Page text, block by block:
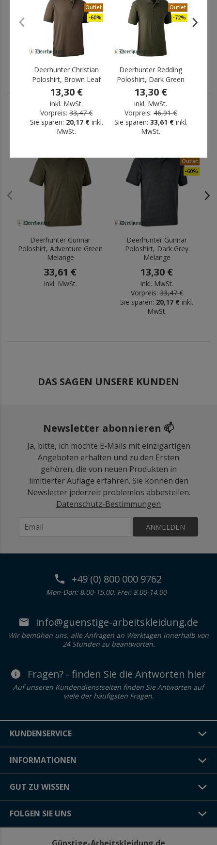
Melange
33,61 €
inkl. MwSt.
13,30 €
inkl. MwSt.
Vorpreis:
46,91 €
Sie sparen:
33,61 €
MwSt.
ANDERE HABEN AUCH GEKAUFT
Deerhunter Gunnar
Poloshirt, Adventure Green
Melange
33,61 €
inkl. MwSt.
Outlet
-60%
Deerhunter Gunnar
Poloshirt, Dark Grey
Melange
13,30 €
inkl. MwSt.
Vorpreis: 33,47 €
Sie sparen: 20,17 € inkl.
MwSt.
Outlet
-60%
Deerhunter Christian
Poloshirt, Brown Leaf
13,30 €
inkl. MwSt.
Vorpreis: 33,47 €
Sie sparen: 20,17 € inkl.
MwSt.
Outlet
-72%
Deerhunter Redding
Poloshirt, Dark Green
13,30 €
inkl. MwSt.
Vorpreis: 46,91 €
Sie sparen: 33,61 € inkl.
MwSt.
DAS SAGEN UNSERE KUNDEN
Newsletter abonnieren 📫
Ja, bitte, ich möchte E-Mails mit einzigartigen
Angeboten erhalten und zu den Ersten
gehören, die von neuen Produkten in
limitierter Auflage erfahren. Sie können den
Newsletter jederzeit problemlos abbestellen.
Datenschutz-Bestimmungen
ANMELDEN
+49 (0) 800 000 9762
Mon-Don: 8.00-15.00. Frei: 8.00-14.00
info@guenstige-arbeitskleidung.de
Wir bemühen uns, alle Anfragen an Werktagen innerhalb von
24 Stunden zu beantworten.
Fragen? - finden Sie die Antworten hier
Auf unseren Kundendienstseiten finden Sie Antworten auf
viele der häufigsten Fragen.
KUNDENSERVICE
INFORMATIONEN
GUT ZU WISSEN
FOLGEN SIE UNS